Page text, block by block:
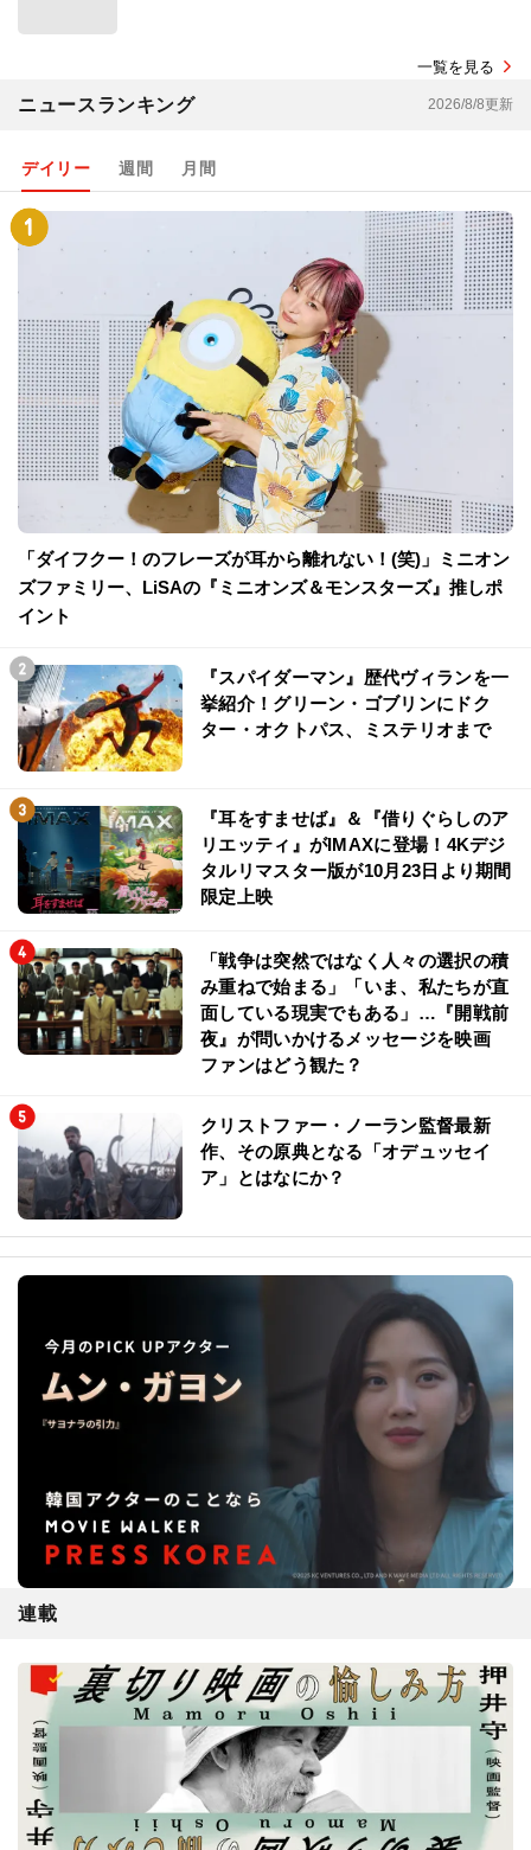
一覧を見る
ニュースランキング 2026/8/8更新
デイリー 週間 月間
「ダイフクー！のフレーズが耳から離れない！(笑)」ミニオン
ズファミリー、LiSAの『ミニオンズ＆モンスターズ』推しポ
イント
『スパイダーマン』歴代ヴィランを一
挙紹介！グリーン・ゴブリンにドク
ター・オクトパス、ミステリオまで
『耳をすませば』＆『借りぐらしのア
リエッティ』がIMAXに登場！4Kデジ
タルリマスター版が10月23日より期間
限定上映
「戦争は突然ではなく人々の選択の積
み重ねで始まる」「いま、私たちが直
面している現実でもある」…『開戦前
夜』が問いかけるメッセージを映画
ファンはどう観た？
クリストファー・ノーラン監督最新
作、その原典となる「オデュッセイ
ア」とはなにか？
連載